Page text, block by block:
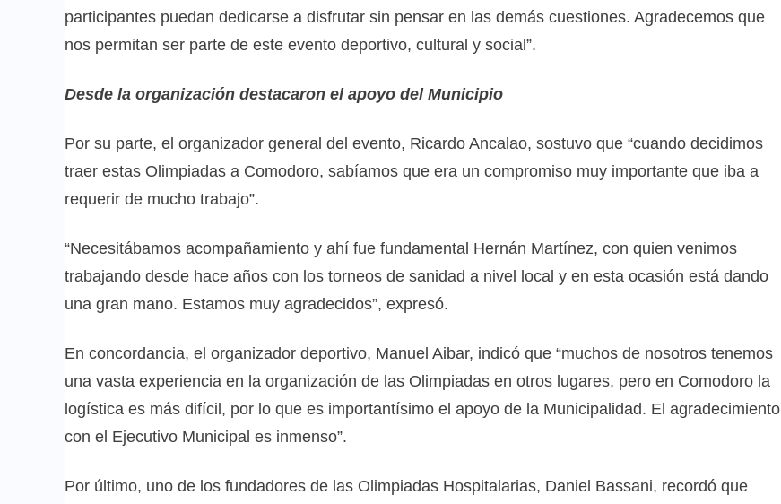
participantes puedan dedicarse a disfrutar sin pensar en las demás cuestiones. Agradecemos que
nos permitan ser parte de este evento deportivo, cultural y social”.
Desde la organización destacaron el apoyo del Municipio
Por su parte, el organizador general del evento, Ricardo Ancalao, sostuvo que “cuando decidimos
traer estas Olimpiadas a Comodoro, sabíamos que era un compromiso muy importante que iba a
requerir de mucho trabajo”.
“Necesitábamos acompañamiento y ahí fue fundamental Hernán Martínez, con quien venimos
trabajando desde hace años con los torneos de sanidad a nivel local y en esta ocasión está dando
una gran mano. Estamos muy agradecidos”, expresó.
En concordancia, el organizador deportivo, Manuel Aibar, indicó que “muchos de nosotros tenemos
una vasta experiencia en la organización de las Olimpiadas en otros lugares, pero en Comodoro la
logística es más difícil, por lo que es importantísimo el apoyo de la Municipalidad. El agradecimiento
con el Ejecutivo Municipal es inmenso”.
Por último, uno de los fundadores de las Olimpiadas Hospitalarias, Daniel Bassani, recordó que